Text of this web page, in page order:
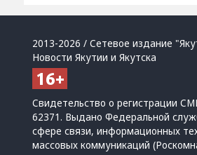
2013-2026 / Сетевое издание
Новости Якутии и Якутска
Свидетельство о регистрации
62371. Выдано Федеральной
сфере связи, информационных
массовых коммуникаций